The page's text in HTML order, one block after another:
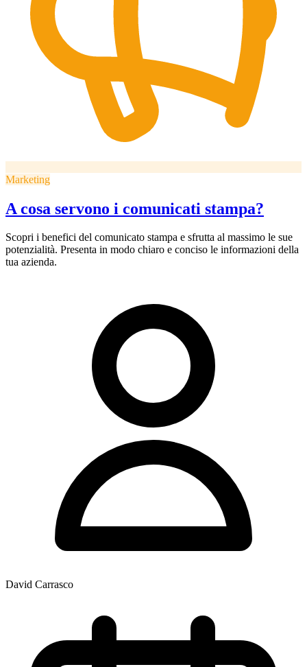
Marketing
A cosa servono i comunicati stampa?
Scopri i benefici del comunicato stampa e sfrutta al massimo le sue
potenzialità. Presenta in modo chiaro e conciso le informazioni della
tua azienda.
David Carrasco